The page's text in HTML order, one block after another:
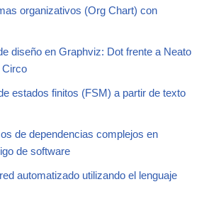
organizativos (Org Chart) con
diseño en Graphviz: Dot frente a Neato
Circo
estados finitos (FSM) a partir de texto
de dependencias complejos en
de software
automatizado utilizando el lenguaje